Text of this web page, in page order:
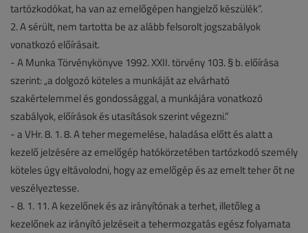
tartózkodókat, ha van az emelőgépen hangjelző készülék”.
2. A sérült, nem tartotta be az alább felsorolt jogszabályok
vonatkozó előírásait.
- A Munka Törvénykönyve 1992. XXII. törvény 103. § b. előírása
szerint: „a dolgozó köteles a munkáját az elvárható
szakértelemmel és gondossággal, a munkájára vonatkozó
szabályok, előírások és utasítások szerint végezni.”
- a VHr. 8. 1. 8. A teher megemelése, haladása előtt és alatt a
kezelő jelzésére az emelőgép hatókörzetében tartózkodó személy
köteles úgy eltávolodni, hogy az emelőgép és az emelt teher őt ne
veszélyeztesse.
- 8. 1. 11. A kezelőnek és az irányítónak a terhet, illetőleg a
kezelőnek az irányító jelzéseit a tehermozgatás egész folyamata